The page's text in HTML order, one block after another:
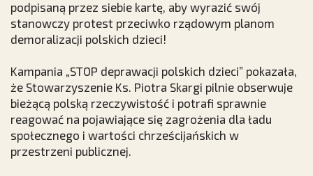
podpisaną przez siebie kartę, aby wyrazić swój
stanowczy protest przeciwko rządowym planom
demoralizacji polskich dzieci!
Kampania „STOP deprawacji polskich dzieci” pokazała,
że Stowarzyszenie Ks. Piotra Skargi pilnie obserwuje
bieżącą polską rzeczywistość i potrafi sprawnie
reagować na pojawiające się zagrożenia dla ładu
społecznego i wartości chrześcijańskich w
przestrzeni publicznej.